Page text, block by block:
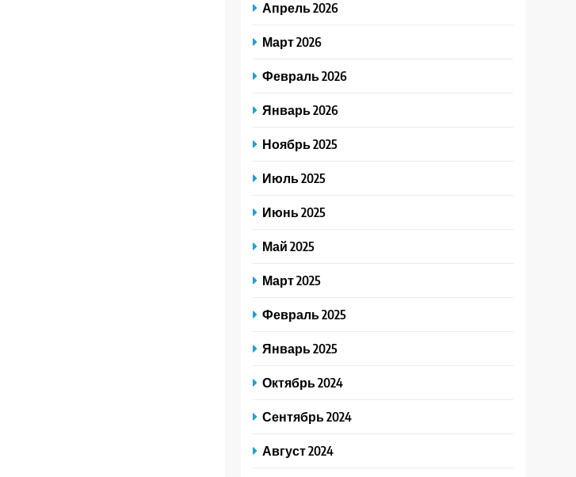
Апрель 2026
Март 2026
Февраль 2026
Январь 2026
Ноябрь 2025
Июль 2025
Июнь 2025
Май 2025
Март 2025
Февраль 2025
Январь 2025
Октябрь 2024
Сентябрь 2024
Август 2024